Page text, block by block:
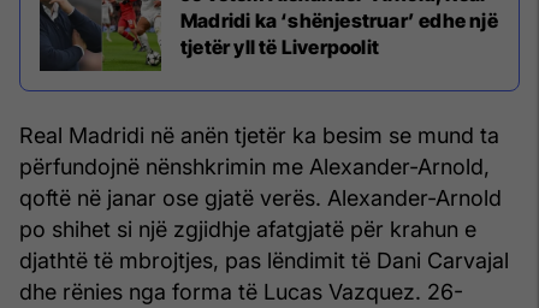
Madridi ka ‘shënjestruar’ edhe një
tjetër yll të Liverpoolit
Real Madridi në anën tjetër ka besim se mund ta
përfundojnë nënshkrimin me Alexander-Arnold,
qoftë në janar ose gjatë verës. Alexander-Arnold
po shihet si një zgjidhje afatgjatë për krahun e
djathtë të mbrojtjes, pas lëndimit të Dani Carvajal
dhe rënies nga forma të Lucas Vazquez. 26-